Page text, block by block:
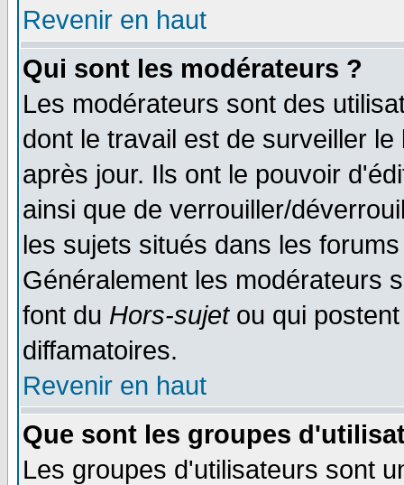
Revenir en haut
Qui sont les modérateurs ?
Les modérateurs sont des
dont le travail est de surveiller
après jour. Ils ont le pouvoir
ainsi que de verrouiller/
les sujets situés dans les
Généralement les modérateurs
font du Hors-sujetou qui
diffamatoires.
Revenir en haut
Que sont les groupes
Les groupes d'utilisateurs sont